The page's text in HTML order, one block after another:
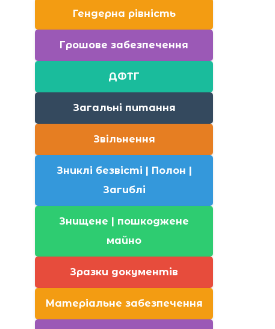
Гендерна рівність
Грошове забезпечення
ДФТГ
Загальні питання
Звільнення
Зниклі безвісті | Полон |
Загиблі
Знищене | пошкоджене
майно
Зразки документів
Матеріальне забезпечення